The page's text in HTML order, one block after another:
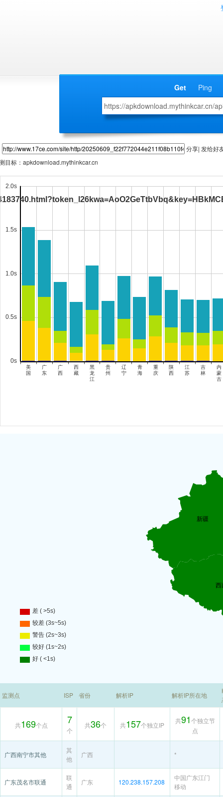
Get Ping
分享| 发给好
目标： apkdownload.mythinkcar.cn
监测点 ISP 省份 解析IP 解析IP所在地
共169个点 7
个
共36个 共157个独立IP
共91个独立节
点
广西南宁市其他
其
他
广西 *
广东茂名市联通
联
通
广东 120.238.157.208
中国广东江门
移动